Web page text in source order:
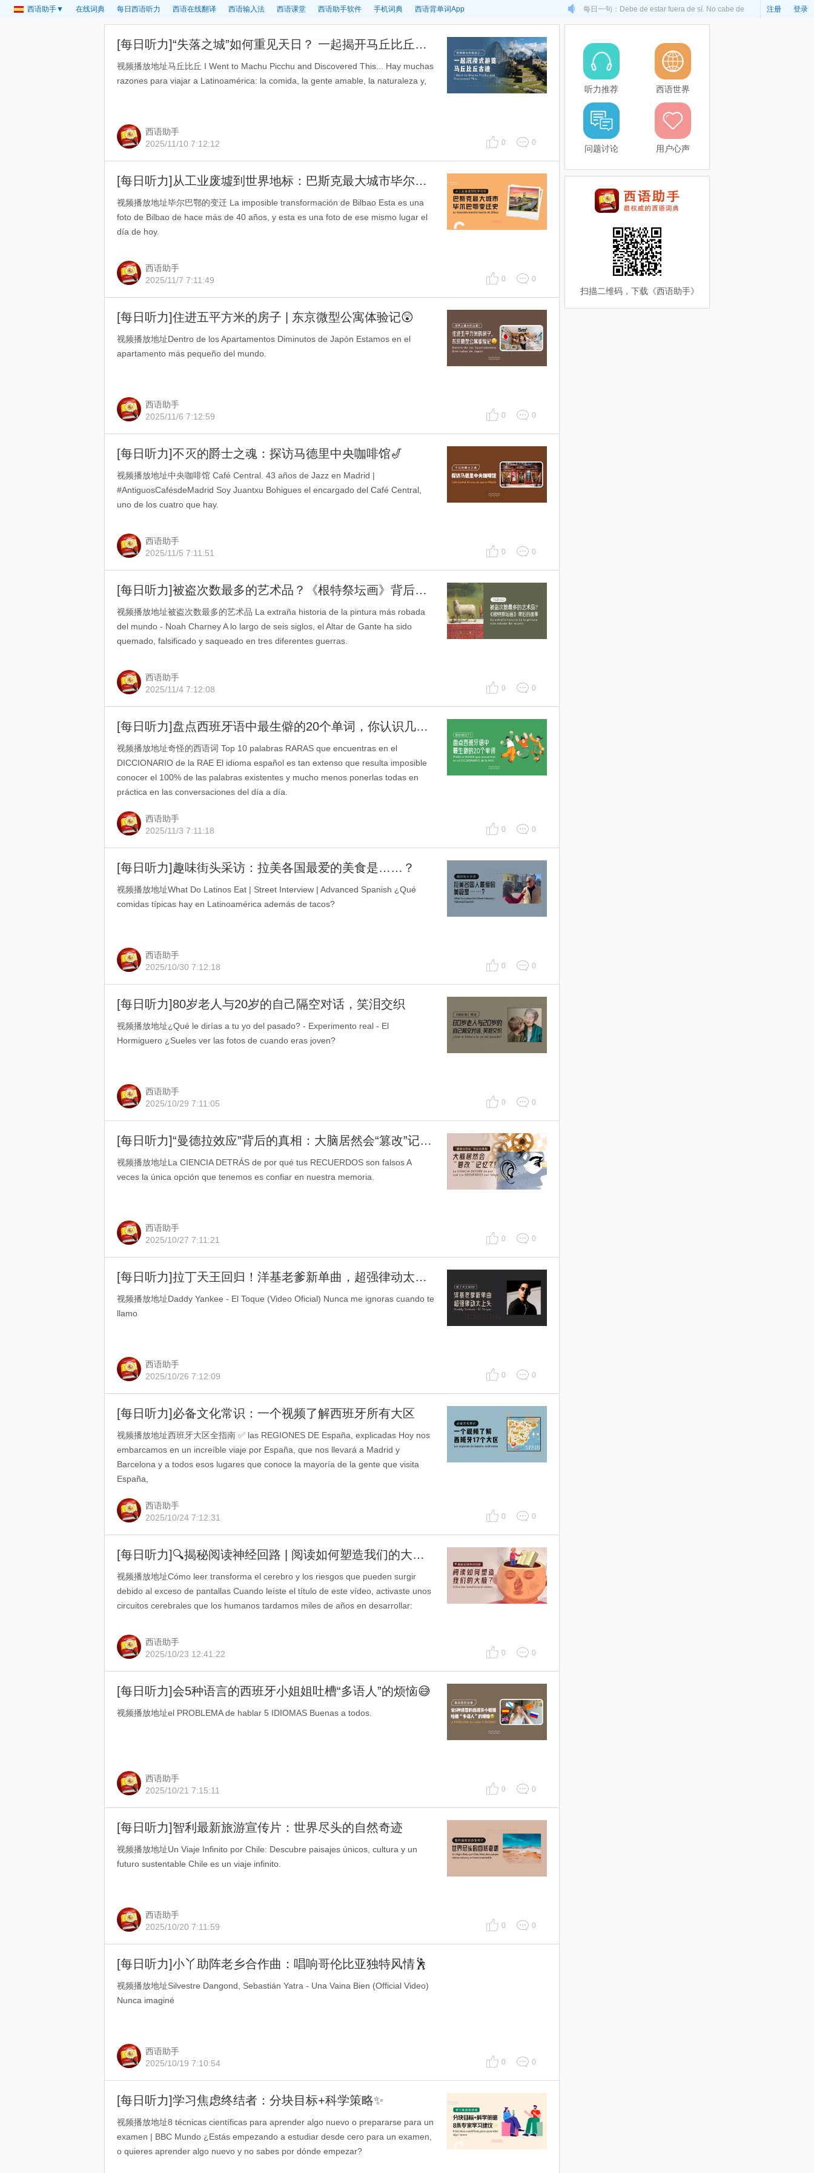
注册 登录
西语助手▼ 在线词典 每日西语听力 西语在线翻译 西语输入法 西语课堂 西语助手软件 手机词典 西语背单词App 每日一句：Debe de estar fuera de sí. No cabe de
contento.
[每日听力]“失落之城”如何重见天日？ 一起揭开马丘比丘的历史
视频播放地址马丘比丘 I Went to Machu Picchu and Discovered This... Hay muchas
razones para viajar a Latinoamérica: la comida, la gente amable, la naturaleza y,
西语助手
2025/11/10 7:12:12
0 0
[每日听力]从工业废墟到世界地标：巴斯克最大城市毕尔巴鄂变迁史
视频播放地址毕尔巴鄂的变迁 La imposible transformación de Bilbao Esta es una
foto de Bilbao de hace más de 40 años, y esta es una foto de ese mismo lugar el
día de hoy.
西语助手
2025/11/7 7:11:49
0 0
[每日听力]住进五平方米的房子 | 东京微型公寓体验记😲
视频播放地址Dentro de los Apartamentos Diminutos de Japón Estamos en el
apartamento más pequeño del mundo.
西语助手
2025/11/6 7:12:59
0 0
[每日听力]不灭的爵士之魂：探访马德里中央咖啡馆🎷
视频播放地址中央咖啡馆 Café Central. 43 años de Jazz en Madrid |
#AntiguosCafésdeMadrid Soy Juantxu Bohigues el encargado del Café Central,
uno de los cuatro que hay.
西语助手
2025/11/5 7:11:51
0 0
[每日听力]被盗次数最多的艺术品？《根特祭坛画》背后的故事🎨
视频播放地址被盗次数最多的艺术品 La extraña historia de la pintura más robada
del mundo - Noah Charney A lo largo de seis siglos, el Altar de Gante ha sido
quemado, falsificado y saqueado en tres diferentes guerras.
西语助手
2025/11/4 7:12:08
0 0
[每日听力]盘点西班牙语中最生僻的20个单词，你认识几个？
视频播放地址奇怪的西语词 Top 10 palabras RARAS que encuentras en el
DICCIONARIO de la RAE El idioma español es tan extenso que resulta imposible
conocer el 100% de las palabras existentes y mucho menos ponerlas todas en
práctica en las conversaciones del día a día.
西语助手
2025/11/3 7:11:18
0 0
[每日听力]趣味街头采访：拉美各国最爱的美食是……？
视频播放地址What Do Latinos Eat | Street Interview | Advanced Spanish ¿Qué
comidas típicas hay en Latinoamérica además de tacos?
西语助手
2025/10/30 7:12:18
0 0
[每日听力]80岁老人与20岁的自己隔空对话，笑泪交织
视频播放地址¿Qué le dirías a tu yo del pasado? - Experimento real - El
Hormiguero ¿Sueles ver las fotos de cuando eras joven?
西语助手
2025/10/29 7:11:05
0 0
[每日听力]“曼德拉效应”背后的真相：大脑居然会“篡改”记忆？！
视频播放地址La CIENCIA DETRÁS de por qué tus RECUERDOS son falsos A
veces la única opción que tenemos es confiar en nuestra memoria.
西语助手
2025/10/27 7:11:21
0 0
[每日听力]拉丁天王回归！洋基老爹新单曲，超强律动太上头了
视频播放地址Daddy Yankee - El Toque (Video Oficial) Nunca me ignoras cuando te
llamo
西语助手
2025/10/26 7:12:09
0 0
[每日听力]必备文化常识：一个视频了解西班牙所有大区
视频播放地址西班牙大区全指南 ✅ las REGIONES DE España, explicadas Hoy nos
embarcamos en un increíble viaje por España, que nos llevará a Madrid y
Barcelona y a todos esos lugares que conoce la mayoría de la gente que visita
España,
西语助手
2025/10/24 7:12:31
0 0
[每日听力]🔍揭秘阅读神经回路 | 阅读如何塑造我们的大脑？
视频播放地址Cómo leer transforma el cerebro y los riesgos que pueden surgir
debido al exceso de pantallas Cuando leíste el título de este vídeo, activaste unos
circuitos cerebrales que los humanos tardamos miles de años en desarrollar:
西语助手
2025/10/23 12:41:22
0 0
[每日听力]会5种语言的西班牙小姐姐吐槽“多语人”的烦恼😅
视频播放地址el PROBLEMA de hablar 5 IDIOMAS Buenas a todos.
西语助手
2025/10/21 7:15:11
0 0
[每日听力]智利最新旅游宣传片：世界尽头的自然奇迹
视频播放地址Un Viaje Infinito por Chile: Descubre paisajes únicos, cultura y un
futuro sustentable Chile es un viaje infinito.
西语助手
2025/10/20 7:11:59
0 0
[每日听力]小丫助阵老乡合作曲：唱响哥伦比亚独特风情🕺
视频播放地址Silvestre Dangond, Sebastián Yatra - Una Vaina Bien (Official Video)
Nunca imaginé
西语助手
2025/10/19 7:10:54
0 0
[每日听力]学习焦虑终结者：分块目标+科学策略✨
视频播放地址8 técnicas científicas para aprender algo nuevo o prepararse para un
examen | BBC Mundo ¿Estás empezando a estudiar desde cero para un examen,
o quieres aprender algo nuevo y no sabes por dónde empezar?
听力推荐 西语世界
问题讨论 用户心声
扫描二维码，下载《西语助手》